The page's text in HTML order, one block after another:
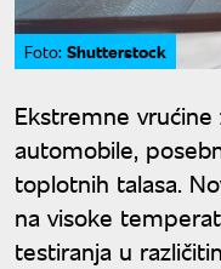
Foto: Shutterstock
Ekstremne vrućine
automobile,
toplotnih talasa.
na visoke
testiranja u